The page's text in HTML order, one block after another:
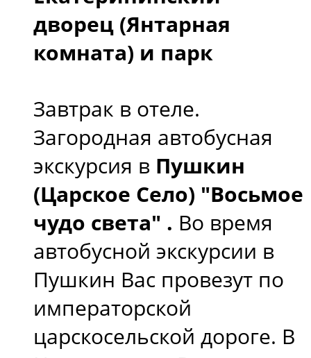
дворец (Янтарная
комната) и парк
Завтрак в отеле.
Загородная автобусная
экскурсия в Пушкин
(Царское Село) "Восьмое
чудо света" . Во время
автобусной экскурсии в
Пушкин Вас провезут по
императорской
царскосельской дороге. В